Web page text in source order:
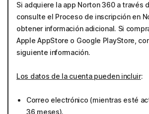
Si adquiere la app Norton 360 a través
consulte el Proceso de inscripción en
obtener información adicional. Si
Apple AppStore o Google PlayStore,
siguiente información.
Los datos de la cuenta pueden incluir:
Correo electrónico (mientras esté
36 meses).